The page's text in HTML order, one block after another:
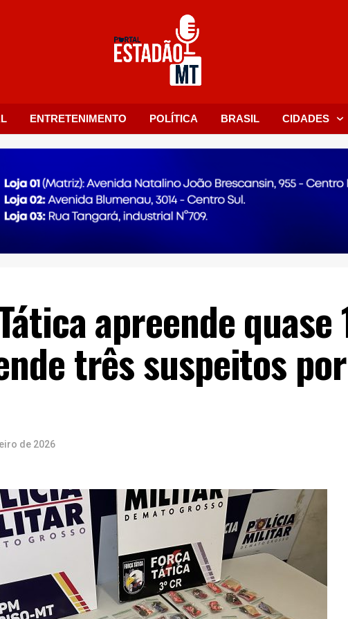
ENTRETENIMENTO POLÍTICA BRASIL CIDADES
apreende quase
três suspeitos por
de 2026